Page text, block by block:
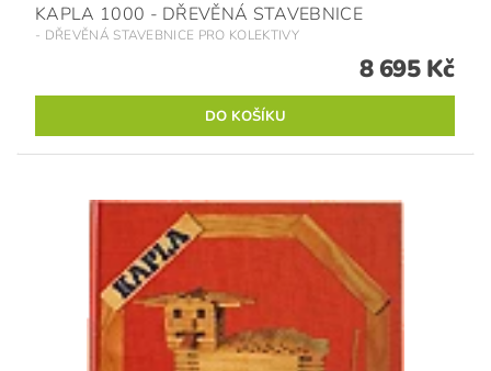
KAPLA 1000 - DŘEVĚNÁ STAVEBNICE
- DŘEVĚNÁ STAVEBNICE PRO KOLEKTIVY
8 695 Kč